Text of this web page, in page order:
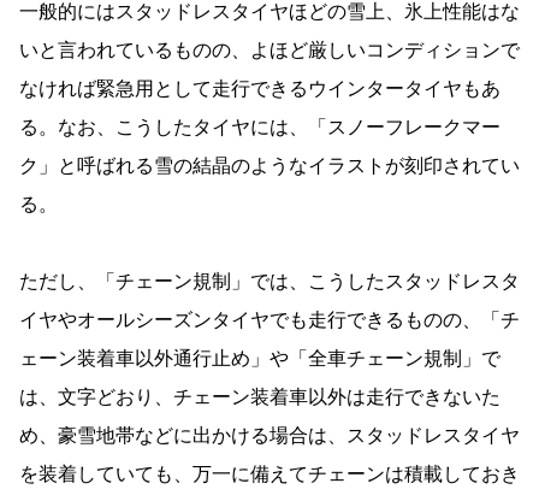
一般的にはスタッドレスタイヤほどの雪上、氷上性能はな
いと言われているものの、よほど厳しいコンディションで
なければ緊急用として走行できるウインタータイヤもあ
る。なお、こうしたタイヤには、「スノーフレークマー
ク」と呼ばれる雪の結晶のようなイラストが刻印されてい
る。
ただし、「チェーン規制」では、こうしたスタッドレスタ
イヤやオールシーズンタイヤでも走行できるものの、「チ
ェーン装着車以外通行止め」や「全車チェーン規制」で
は、文字どおり、チェーン装着車以外は走行できないた
め、豪雪地帯などに出かける場合は、スタッドレスタイヤ
を装着していても、万一に備えてチェーンは積載しておき